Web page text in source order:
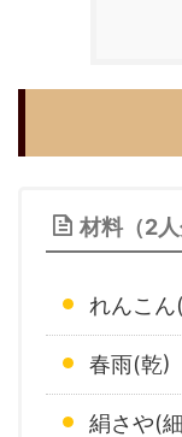
材料（2人
れんこ
春雨(乾
絹さや(